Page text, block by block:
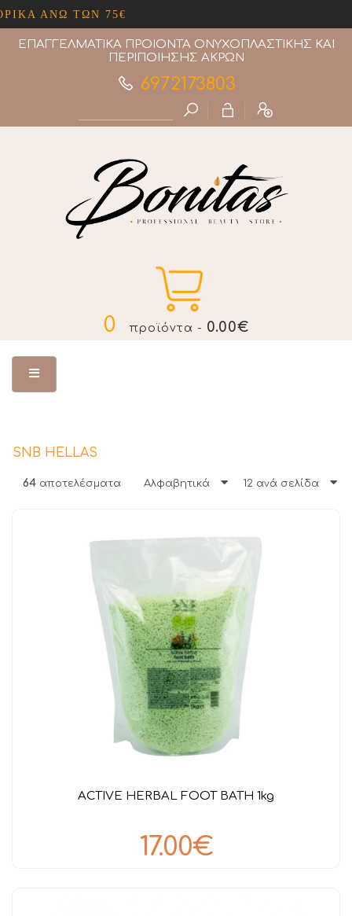
ΤΩΝ 75€
ΕΠΑΓΓΕΛΜΑΤΙΚΑ ΠΡΟΙΟΝΤΑ ΟΝΥΧΟΠΛΑΣΤΙΚΗΣ ΚΑΙ
ΠΕΡΙΠΟΙΗΣΗΣ ΑΚΡΩΝ
6972173803
0 προϊόντα - 0.00€
Toggle Menu
SNB HELLAS
64 αποτελέσματα Αλφαβητικά 12 ανά σελίδα
ACTIVE HERBAL FOOT BATH 1kg
17.00€